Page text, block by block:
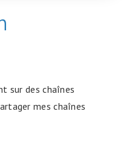
sur des chaînes
mes chaînes